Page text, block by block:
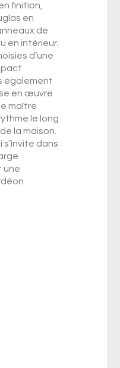
finition,
en
de
en intérieur.
d’une
également
en œuvre
maître
le long
la maison.
dans
une